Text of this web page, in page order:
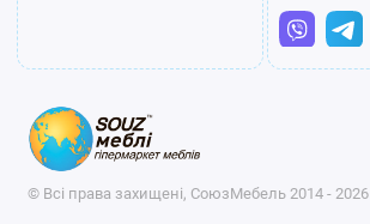
© Всі права захищені, СоюзМебель 2014 - 2026